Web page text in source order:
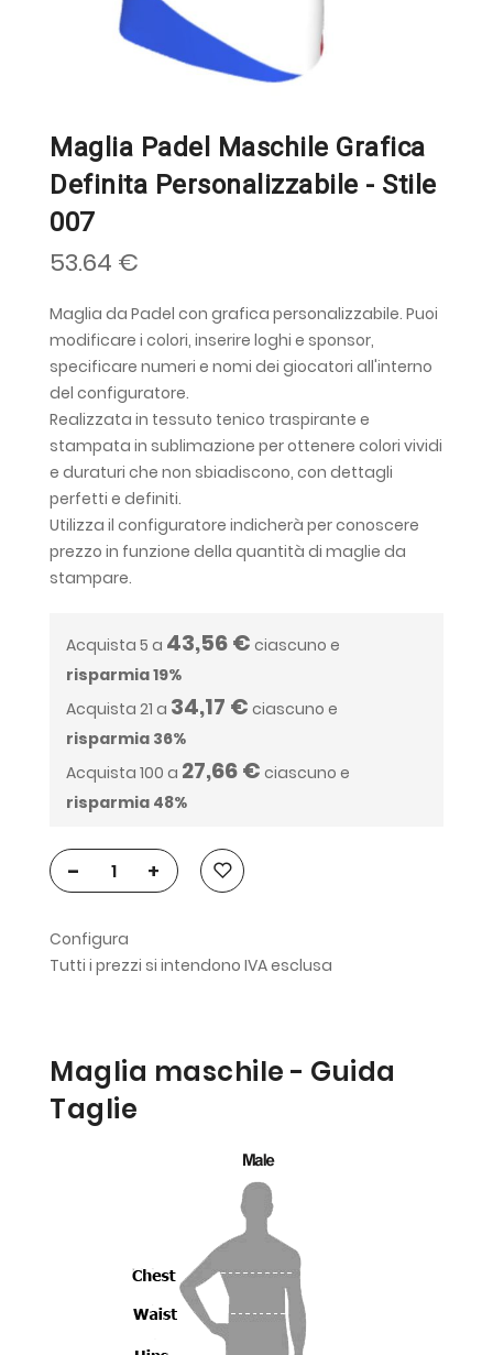
Maglia Padel Maschile Grafica
Definita Personalizzabile - Stile
007
53.64 €
Maglia da Padel con grafica personalizzabile. Puoi
modificare i colori, inserire loghi e sponsor,
specificare numeri e nomi dei giocatori all'interno
del configuratore.
Realizzata in tessuto tenico traspirante e
stampata in sublimazione per ottenere colori vividi
e duraturi che non sbiadiscono, con dettagli
perfetti e definiti.
Utilizza il configuratore indicherà per conoscere
prezzo in funzione della quantità di maglie da
stampare.
Acquista 5 a 43,56 € ciascuno e
risparmia19%
Acquista 21 a 34,17 € ciascuno e
risparmia 36%
Acquista 100 a 27,66 € ciascuno e
risparmia 48%
- +
Configura
Tutti i prezzi si intendono IVA esclusa
Maglia maschile - Guida
Taglie